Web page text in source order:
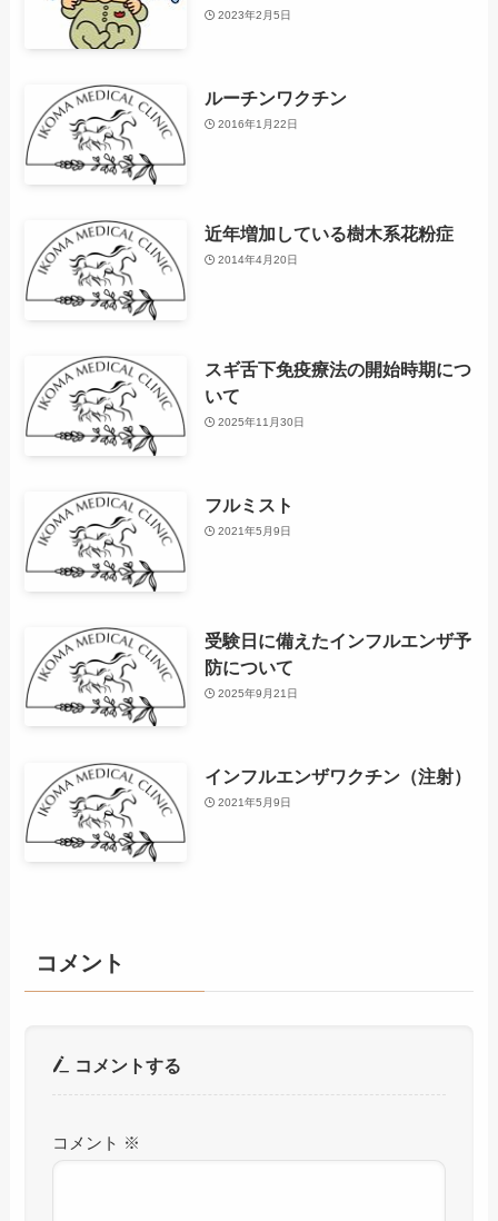
2023年2月5日
ルーチンワクチン
2016年1月22日
近年増加している樹木系花粉症
2014年4月20日
スギ舌下免疫療法の開始時期につ
いて
2025年11月30日
フルミスト
2021年5月9日
受験日に備えたインフルエンザ予
防について
2025年9月21日
インフルエンザワクチン（注射）
2021年5月9日
コメント
コメントする
コメント ※